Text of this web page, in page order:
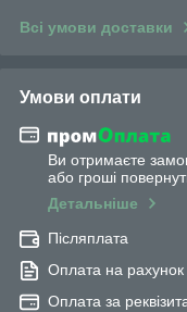
Всі умови доставки
Умови оплати
Ви отримаєте
або гроші
Детальніше
Післяплата
Оплата на рахунок
Оплата за